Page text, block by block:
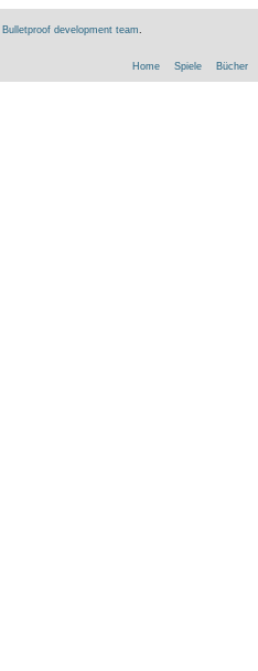
Bulletproof development team.
Home Spiele Bücher